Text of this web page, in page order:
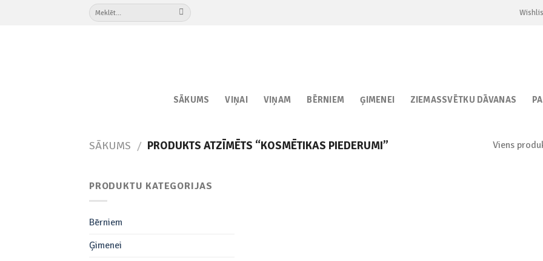
Meklēt:
SĀKUMS VIŅAI VIŅAM BĒRNIEM ĢIMENEI ZIEMASSVĒTKU DĀVANAS
SĀKUMS / PRODUKTS ATZĪMĒTS “KOSMĒTIKAS PIEDERUMI” Viens
PRODUKTU KATEGORIJAS
Bērniem
Ģimenei